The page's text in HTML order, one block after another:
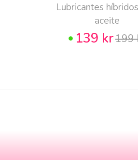
Lubricantes
aceite
139 kr199